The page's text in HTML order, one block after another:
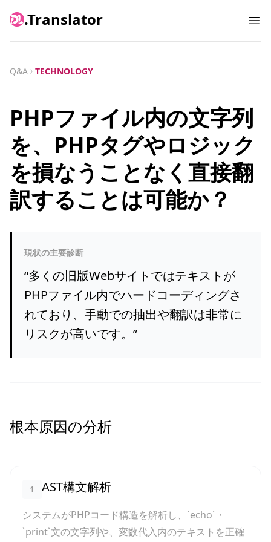
.Translator
Q&A TECHNOLOGY
PHPファイル内の文字列
を、PHPタグやロジック
を損なうことなく直接翻
訳することは可能か？
現状の主要診断
“多くの旧版Webサイトではテキストが
PHPファイル内でハードコーディングさ
れており、手動での抽出や翻訳は非常に
リスクが高いです。 ”
根本原因の分析
1 AST構文解析
システムがPHPコード構造を解析し、`echo`・
`print`文の文字列や、変数代入内のテキストを正確